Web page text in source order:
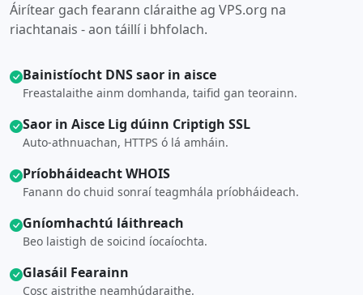
Áirítear gach fearann cláraithe ag VPS.org na
riachtanais - aon táillí i bhfolach.
Bainistíocht DNS saor in aisce
Freastalaithe ainm domhanda, taifid gan teorainn.
Saor in Aisce Lig dúinn Criptigh SSL
Auto-athnuachan, HTTPS ó lá amháin.
Príobháideacht WHOIS
Fanann do chuid sonraí teagmhála príobháideach.
Gníomhachtú láithreach
Beo laistigh de soicind íocaíochta.
Glasáil Fearainn
Cosc aistrithe neamhúdaraithe.